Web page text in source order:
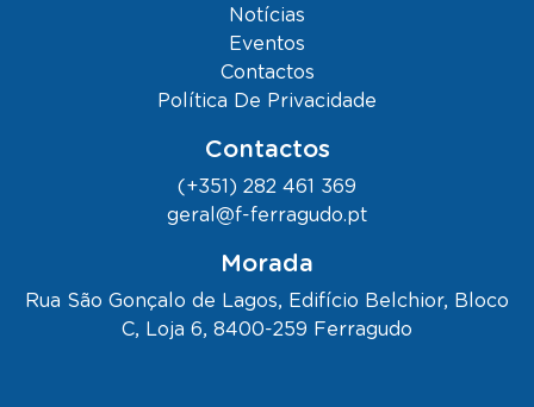
Notícias
Eventos
Contactos
Política De Privacidade
Contactos
(+351) 282 461 369
geral@f-ferragudo.pt
Morada
Rua São Gonçalo de Lagos, Edifício Belchior, Bloco
C, Loja 6, 8400-259 Ferragudo